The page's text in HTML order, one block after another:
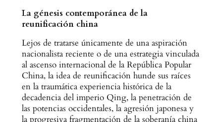
La génesis contemporánea de la
reunificación china
Lejos de tratarse únicamente de una aspiración
nacionalista reciente o de una estrategia vinculada
al ascenso internacional de la República Popular
China, la idea de reunificación hunde sus raíces
en la traumática experiencia histórica de la
decadencia del imperio Qing, la penetración de
las potencias occidentales, la agresión japonesa y
la progresiva fragmentación de la soberanía china